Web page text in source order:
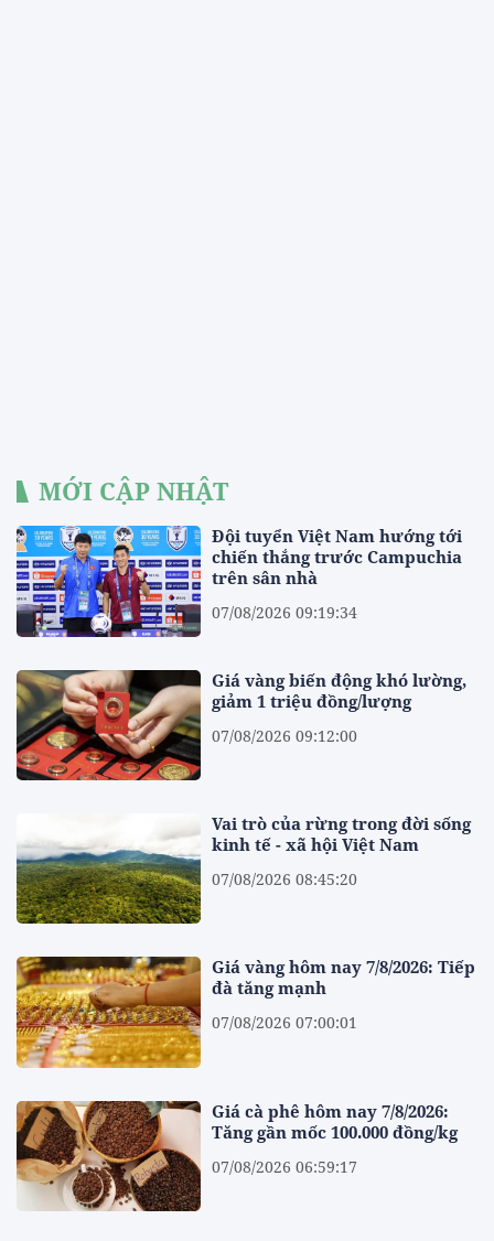
MỚI CẬP NHẬT
Đội tuyển Việt Nam hướng tới
chiến thắng trước Campuchia
trên sân nhà
07/08/2026 09:19:34
Giá vàng biến động khó lường,
giảm 1 triệu đồng/lượng
07/08/2026 09:12:00
Vai trò của rừng trong đời sống
kinh tế - xã hội Việt Nam
07/08/2026 08:45:20
Giá vàng hôm nay 7/8/2026: Tiếp
đà tăng mạnh
07/08/2026 07:00:01
Giá cà phê hôm nay 7/8/2026:
Tăng gần mốc 100.000 đồng/kg
07/08/2026 06:59:17